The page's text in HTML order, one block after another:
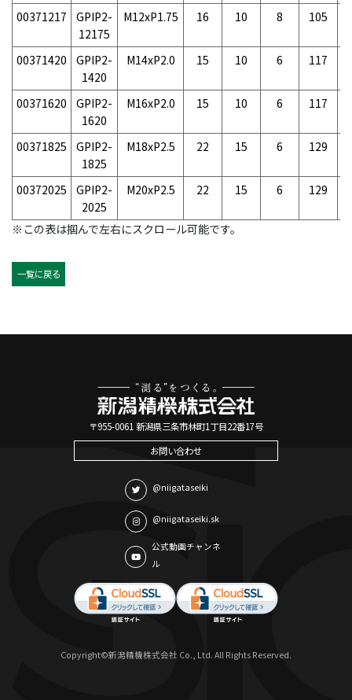
00371217
GPIP2-
12175
M12xP1.75 16 10 8 105
00371420
GPIP2-
1420
M14xP2.0 15 10 6 117
00371620
GPIP2-
1620
M16xP2.0 15 10 6 117
00371825
GPIP2-
1825
M18xP2.5 22 15 6 129
00372025
GPIP2-
2025
M20xP2.5 22 15 6 129
※この表は掴んで左右にスクロール可能です。
一覧に戻る
〒955-0061 新潟県三条市林町1丁目22番17号
お問い合わせ
@niigataseiki
@niigataseiki.sk
公式動画チャンネ
ル
Copyright©新潟精機株式会社 Co., Ltd. All Rights Reserved.